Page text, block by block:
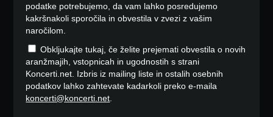
podatke potrebujemo, da vam lahko posredujemo
kakršnakoli sporočila in obvestila v zvezi z vašim
naročilom.
Obkljukajte tukaj, če želite prejemati obvestila o novih
aranžmajih, vstopnicah in ugodnostih s strani
Koncerti.net. Izbris iz mailing liste in ostalih osebnih
podatkov lahko zahtevate kadarkoli preko e-maila
koncerti@koncerti.net.